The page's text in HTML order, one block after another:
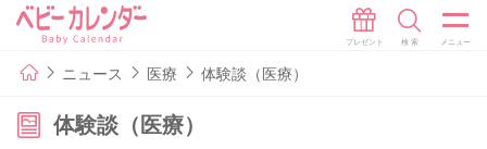
ニュース 医療 体験談（医療）
体験談（医療）